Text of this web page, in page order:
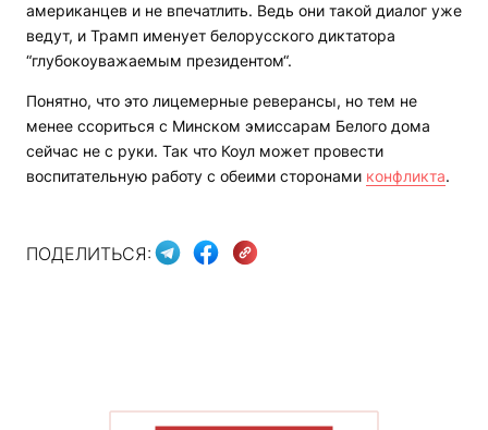
американцев и не впечатлить. Ведь они такой диалог уже
ведут, и Трамп именует белорусского диктатора
“глубокоуважаемым президентом“.
Понятно, что это лицемерные реверансы, но тем не
менее ссориться с Минском эмиссарам Белого дома
сейчас не с руки. Так что Коул может провести
воспитательную работу с обеими сторонами конфликта.
ПОДЕЛИТЬСЯ: